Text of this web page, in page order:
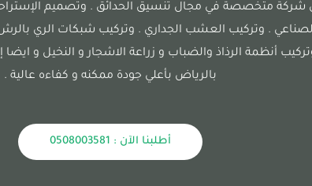
متخصصة في مجال تنسيق الحدائق . وتصميم
. وتركيب العشب الجداري . وتركيب شبكات الري بالرش
أنظمة الرذاذ والضباب و زراعة الاشجار و النخيل و ايضا
بالرياض بأعلي جودة ممكنه و كفاءه عالية .
أطلبنا الآن : 0508003581